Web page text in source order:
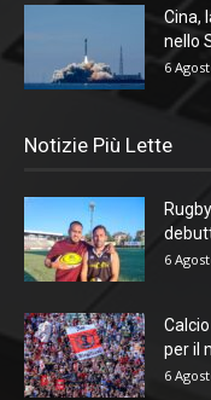
Cina,
nello
6
Notizie Più Lette
6
per il
6